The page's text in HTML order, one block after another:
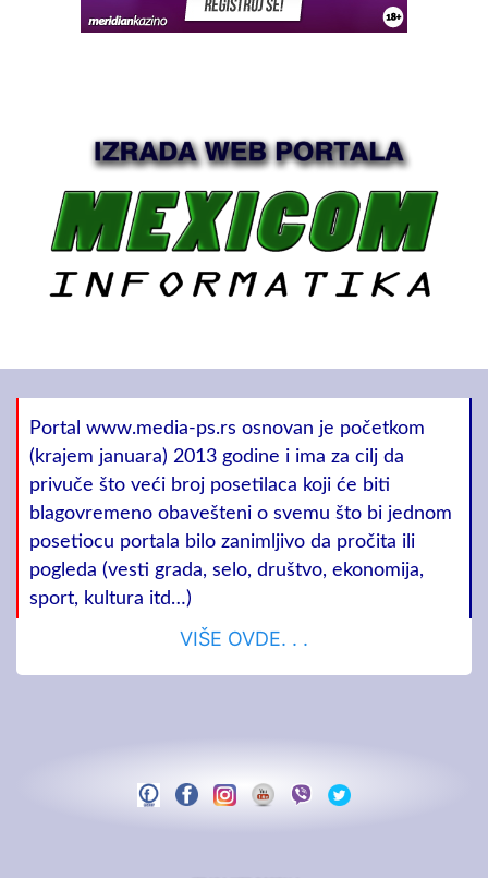
Portal www.media-ps.rs osnovan je početkom
(krajem januara) 2013 godine i ima za cilj da
privuče što veći broj posetilaca koji će biti
blagovremeno obavešteni o svemu što bi jednom
posetiocu portala bilo zanimljivo da pročita ili
pogleda (vesti grada, selo, društvo, ekonomija,
sport, kultura itd…)
VIŠE OVDE. . .